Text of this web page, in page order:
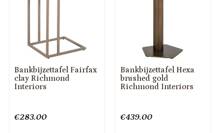
Bankbijzettafel Fairfax
clay Richmond
Interiors
€283.00
Bankbijzettafel Hexa
brushed gold
Richmond Interiors
€439.00